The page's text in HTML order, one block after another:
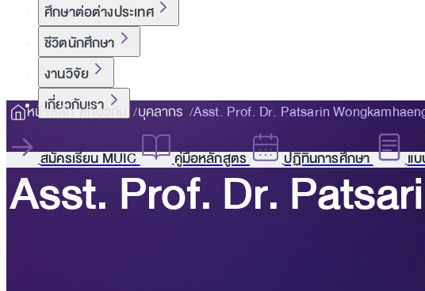
ศึกษาต่อต่างประเทศ
ชีวิตนักศึกษา
งานวิจัย
เกี่ยวกับเรา
สมัครเรียน MUIC คู่มือหลักสูตร ปฏิทินการศึกษา แ
หน้าหลัก เกี่ยวกับ บุคลากร Asst. Prof. Dr. Patsarin
Asst. Prof. Dr.